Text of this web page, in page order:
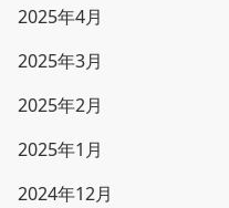
2025年4月
2025年3月
2025年2月
2025年1月
2024年12月